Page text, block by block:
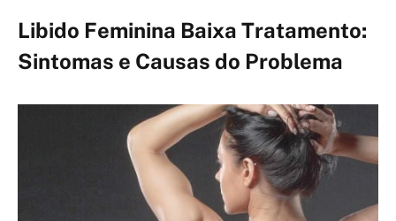
Libido Feminina Baixa Tratamento:
Sintomas e Causas do Problema